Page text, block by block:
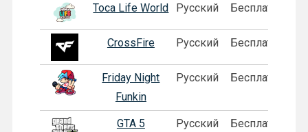
Toca Life World Русский Бесплатная
CrossFire Русский Бесплатная
Friday Night
Funkin
Русский Бесплатная
GTA 5 Русский Бесплатная